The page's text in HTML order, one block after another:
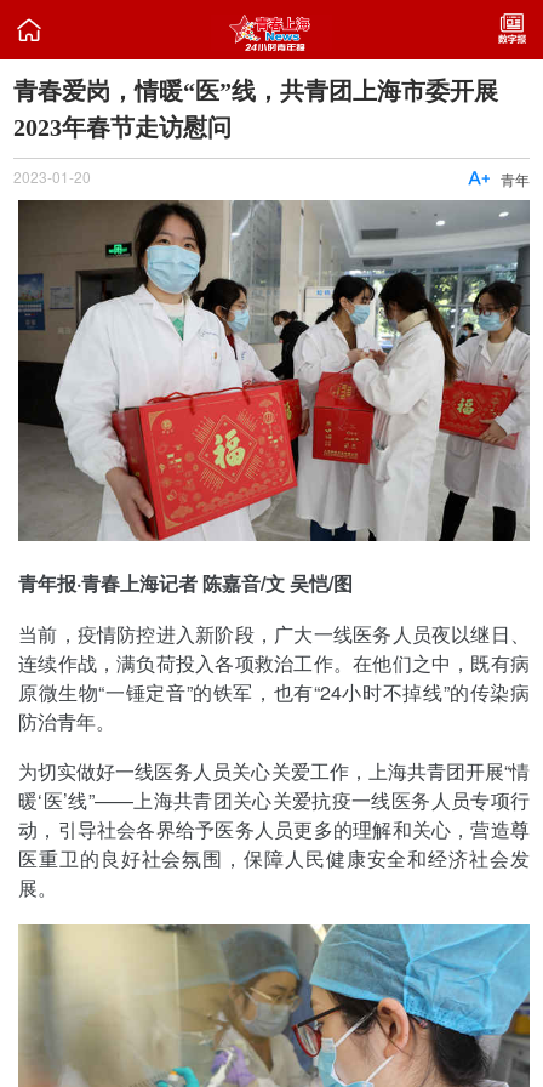

青春爱岗，情暖“医”线，共青团上海市委开展
2023年春节走访慰问
2023-01-20 青年

青年报·青春上海记者 陈嘉音/文 吴恺/图
当前，疫情防控进入新阶段，广大一线医务人员夜以继日、
连续作战，满负荷投入各项救治工作。在他们之中，既有病
原微生物“一锤定音”的铁军，也有“24小时不掉线”的传染病
防治青年。
为切实做好一线医务人员关心关爱工作，上海共青团开展“情
暖‘医’线”——上海共青团关心关爱抗疫一线医务人员专项行
动，引导社会各界给予医务人员更多的理解和关心，营造尊
医重卫的良好社会氛围，保障人民健康安全和经济社会发
展。